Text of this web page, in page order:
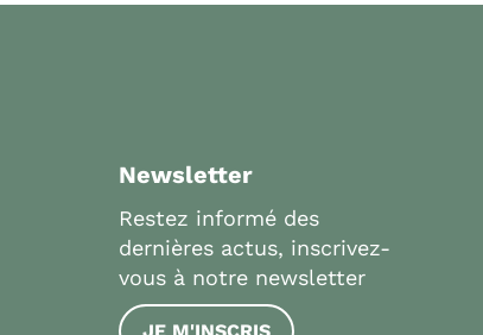
Newsletter
Restez informé des
dernières actus, inscrivez-
vous à notre newsletter